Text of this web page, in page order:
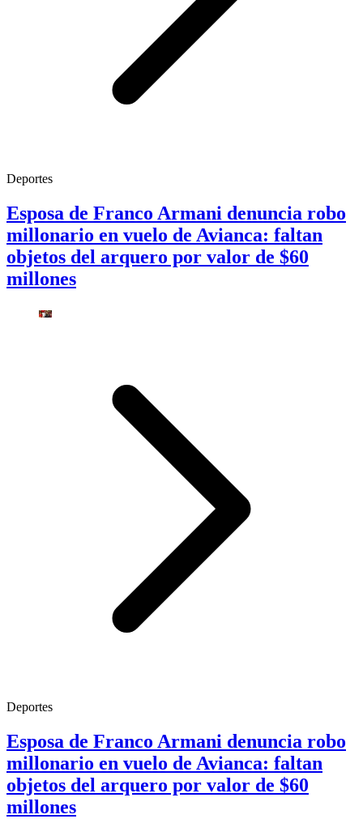
Deportes
Esposa de Franco Armani denuncia robo
millonario en vuelo de Avianca: faltan
objetos del arquero por valor de $60
millones
Deportes
Esposa de Franco Armani denuncia robo
millonario en vuelo de Avianca: faltan
objetos del arquero por valor de $60
millones